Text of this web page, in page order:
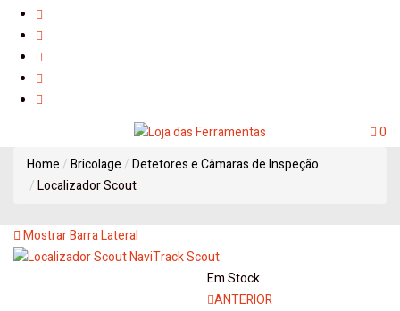
0
Home
Bricolage
Detetores e Câmaras de Inspeção
Localizador Scout
Mostrar Barra Lateral
Em Stock
ANTERIOR